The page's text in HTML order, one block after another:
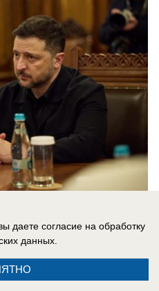
даете согласие на обработку
данных.